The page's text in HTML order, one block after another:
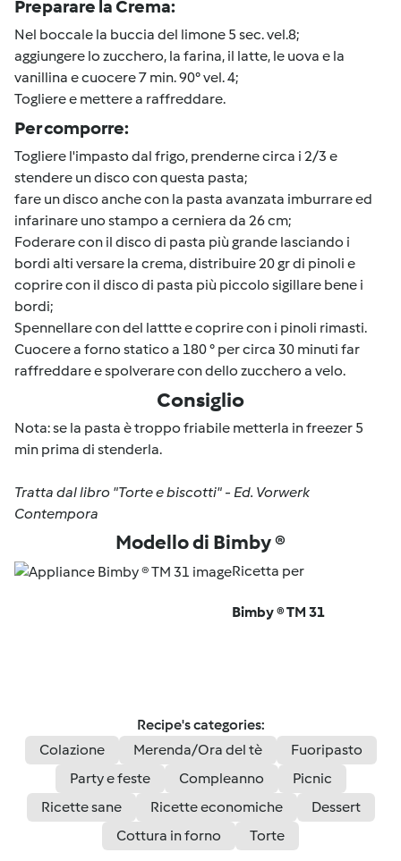
Preparare la Crema:
Nel boccale la buccia del limone 5 sec. vel.8;
aggiungere lo zucchero, la farina, il latte, le uova e la
vanillina e cuocere 7 min. 90° vel. 4;
Togliere e mettere a raffreddare.
Per comporre:
Togliere l'impasto dal frigo, prenderne circa i 2/3 e
stendere un disco con questa pasta;
fare un disco anche con la pasta avanzata imburrare ed
infarinare uno stampo a cerniera da 26 cm;
Foderare con il disco di pasta più grande lasciando i
bordi alti versare la crema, distribuire 20 gr di pinoli e
coprire con il disco di pasta più piccolo sigillare bene i
bordi;
Spennellare con del lattte e coprire con i pinoli rimasti.
Cuocere a forno statico a 180 ° per circa 30 minuti far
raffreddare e spolverare con dello zucchero a velo.
Consiglio
Nota: se la pasta è troppo friabile metterla in freezer 5
min prima di stenderla.
Tratta dal libro "Torte e biscotti" - Ed. Vorwerk
Contempora
Modello di Bimby ®
Ricetta per
Bimby ® TM 31
Recipe's categories:
Colazione
Merenda/Ora del tè
Fuoripasto
Party e feste
Compleanno
Picnic
Ricette sane
Ricette economiche
Dessert
Cottura in forno
Torte